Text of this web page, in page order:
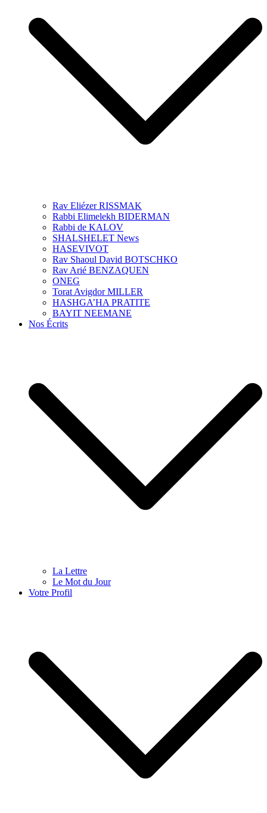
Rav Eliézer RISSMAK
Rabbi Elimelekh BIDERMAN
Rabbi de KALOV
SHALSHELET News
HASEVIVOT
Rav Shaoul David BOTSCHKO
Rav Arié BENZAQUEN
ONEG
Torat Avigdor MILLER
HASHGA’HA PRATITE
BAYIT NEEMANE
Nos Écrits
La Lettre
Le Mot du Jour
Votre Profil